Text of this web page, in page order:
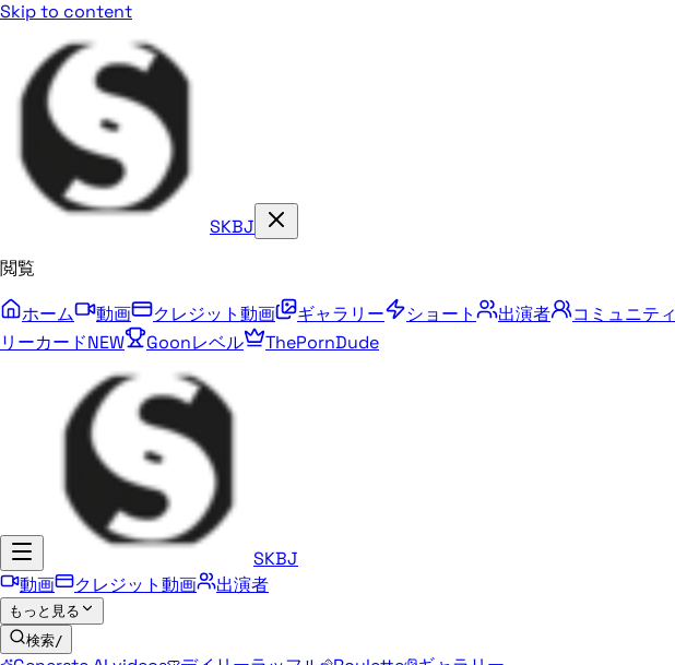
Skip to content
SKBJ
閲覧
ホーム
動画 クレジット動画 ギャラリー ショート 出演者 コミュニティ
リーカードNEW Goonレベル ThePornDude
SKBJ
動画
クレジット動画 出演者
もっと見る
検索/